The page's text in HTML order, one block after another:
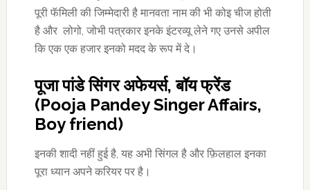
पूरी फॅमिली की जिम्मेदारी है मानवता नाम की भी कोइ चीज होती
है और लोगो, जोभी पत्रकार इनके इंटरव्यू लेने गए उनसे अपील
कि एक एक हजार इनको मदद के रूप में दे।
पूजा पांडे सिंगर अफेयर्स, बॉय फ्रेंड
(Pooja Pandey Singer Affairs,
Boy friend)
इनकी शादी नहीं हुई है, यह अभी सिंगल है और फ़िलहाल इनका
पूरा ध्यान अपने करियर पर है।